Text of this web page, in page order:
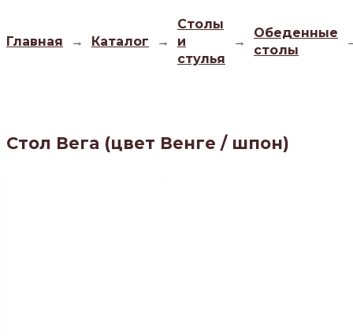
Главная → Каталог →
Столы
и
стулья
→
Обеденные
столы
Стол Вега (цвет Венге / шпон)